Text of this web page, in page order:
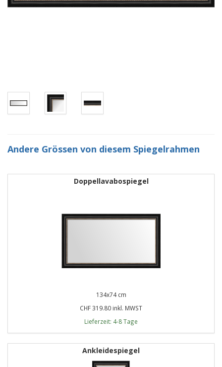
Andere Grössen von diesem Spiegelrahmen
Doppellavabospiegel
134x74 cm
CHF 319.80 inkl. MWST
Lieferzeit: 4-8 Tage
Ankleidespiegel